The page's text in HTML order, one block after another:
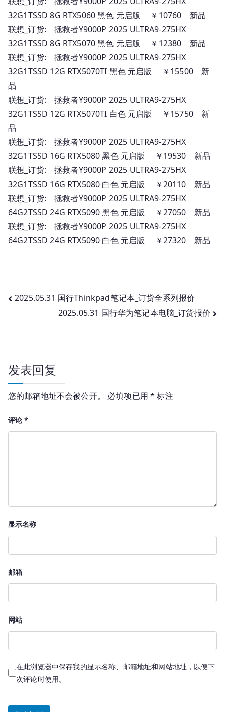
32G1TSSD 8G RTX5060 黑色 元启版 ￥10760 新品
联想_订货: 拯救者Y9000P 2025 ULTRA9-275HX
32G1TSSD 8G RTX5070 黑色 元启版 ￥12380 新品
联想_订货: 拯救者Y9000P 2025 ULTRA9-275HX
32G1TSSD 12G RTX5070TI 黑色 元启版 ￥15500 新
品
联想_订货: 拯救者Y9000P 2025 ULTRA9-275HX
32G1TSSD 12G RTX5070TI 白色 元启版 ￥15750 新
品
联想_订货: 拯救者Y9000P 2025 ULTRA9-275HX
32G1TSSD 16G RTX5080 黑色 元启版 ￥19530 新品
联想_订货: 拯救者Y9000P 2025 ULTRA9-275HX
32G1TSSD 16G RTX5080 白色 元启版 ￥20110 新品
联想_订货: 拯救者Y9000P 2025 ULTRA9-275HX
64G2TSSD 24G RTX5090 黑色 元启版 ￥27050 新品
联想_订货: 拯救者Y9000P 2025 ULTRA9-275HX
64G2TSSD 24G RTX5090 白色 元启版 ￥27320 新品
文
航
2025.05.31 国行Thinkpad笔记本_订货全系列报价
2025.05.31 国行华为笔记本电脑_订货报价
发表回复
您的邮箱地址不会被公开。 必填项已用* 标注
评论*
显示名称
邮箱
网站
在此浏览器中保存我的显示名称、邮箱地址和网站地址，以便下
次评论时使用。